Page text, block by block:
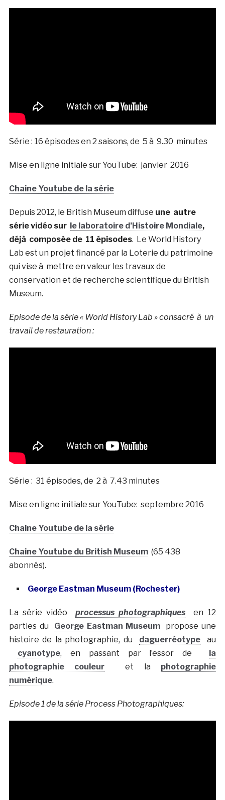
Série : 16 épisodes en 2 saisons, de 5 à 9.30 minutes
Mise en ligne initiale sur YouTube: janvier 2016
Chaine Youtube de la série
Depuis 2012, le British Museum diffuse une autre
série vidéo sur le laboratoire d’Histoire Mondiale,
déjà composée de 11 épisodes. Le World History
Lab est un projet financé par la Loterie du patrimoine
qui vise à mettre en valeur les travaux de
conservation et de recherche scientifique du British
Museum.
Episode de la série « World History Lab » consacré à un
travail de restauration :
Série : 31 épisodes, de 2 à 7.43 minutes
Mise en ligne initiale sur YouTube: septembre 2016
Chaine Youtube de la série
Chaine Youtube du British Museum(65 438
abonnés).
George Eastman Museum (Rochester)
La série vidéo processus photographiques en 12
parties du George Eastman Museum propose une
histoire de la photographie, du daguerréotype au
cyanotype, en passant par l’essor de la
photographie couleur et la photographie
numérique.
Episode 1 de la série Process Photographiques: